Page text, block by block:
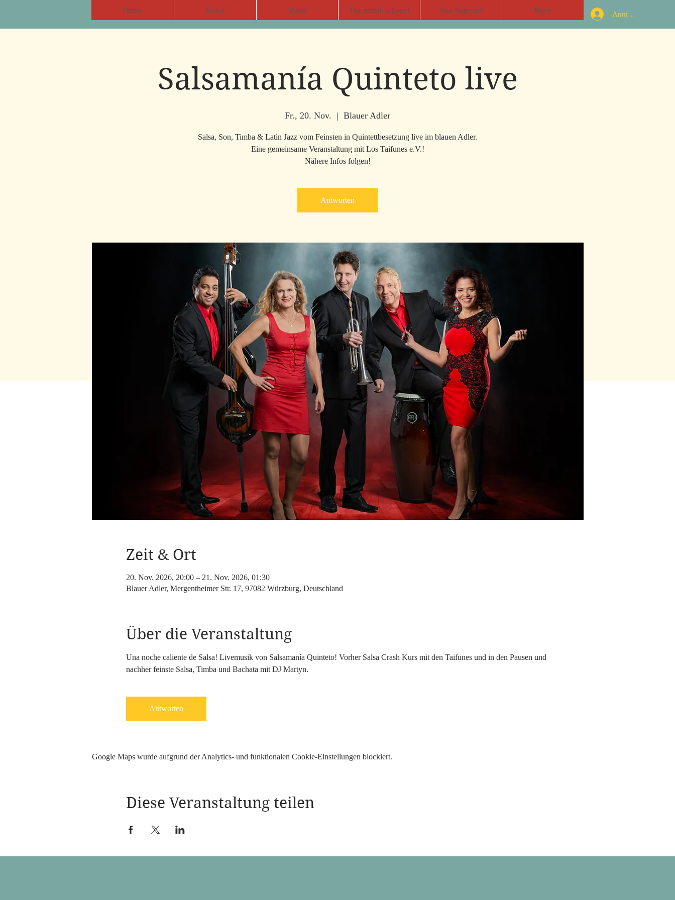
Home About Music The month´s Event Tour Kalender More Anmelden
Salsamanía Quinteto live
Fr., 20. Nov.
  |
Blauer Adler
Salsa, Son, Timba & Latin Jazz vom Feinsten in Quintettbesetzung live im blauen Adler.
Eine gemeinsame Veranstaltung mit Los Taifunes e.V.!
Nähere Infos folgen!
Antworten
Zeit & Ort
20. Nov. 2026, 20:00 – 21. Nov. 2026, 01:30
Blauer Adler, Mergentheimer Str. 17, 97082 Würzburg, Deutschland
Über die Veranstaltung
Una noche caliente de Salsa! Livemusik von Salsamanía Quinteto! Vorher Salsa Crash Kurs mit den Taifunes und in den Pausen und
nachher feinste Salsa, Timba und Bachata mit DJ Martyn.
Antworten
Google Maps wurde aufgrund der Analytics- und funktionalen Cookie-Einstellungen blockiert.
Diese Veranstaltung teilen